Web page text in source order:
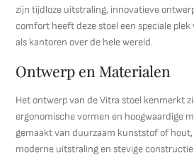
zijn tijdloze uitstraling, innovatieve
comfort heeft deze stoel een speciale
als kantoren over de hele wereld.
Ontwerp en Materialen
Het ontwerp van de Vitra stoel kenmerkt
ergonomische vormen en hoogwaardige
gemaakt van duurzaam kunststof of
moderne uitstraling en stevige constructie.